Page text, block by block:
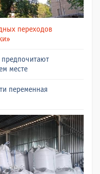
переходов
предпочитают
месте
переменная